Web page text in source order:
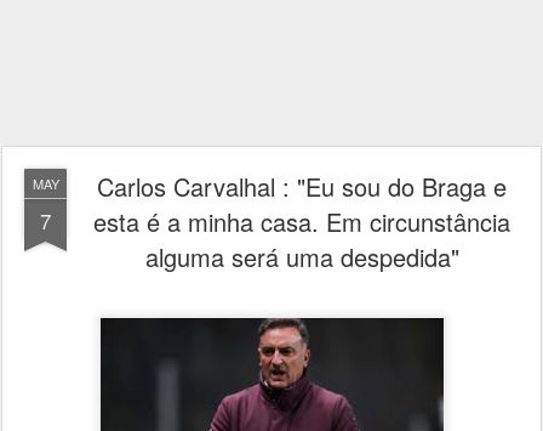
MAY
7
Carlos Carvalhal : "Eu sou do Braga e
esta é a minha casa. Em circunstância
alguma será uma despedida"